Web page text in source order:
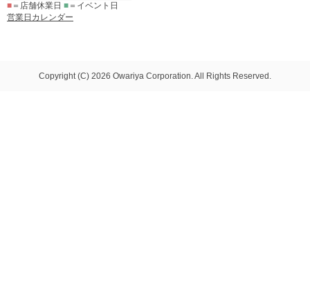
■ ＝店舗休業日 ■ ＝イベント日
営業日カレンダー
Copyright (C) 2026 Owariya Corporation. All Rights Reserved.